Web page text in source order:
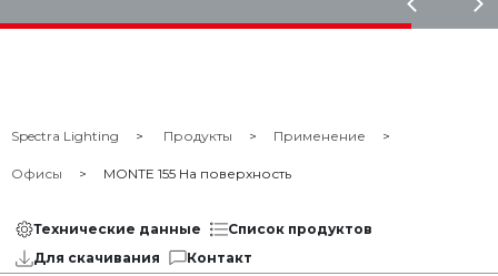
Spectra Lighting Продукты Применение
Офисы MONTE 155 На поверхность
Технические данные
Список продуктов
Для скачивания
Контакт